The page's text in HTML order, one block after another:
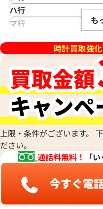
格
日時点の参考買取価格で
イトナ 116518 アイボリー
アジムース
ANONIMO
Alain Silberstein
アラン・シルベスタイン
Armand Nicolet
アルマン・ニコレ
WALTHAM
ウォルサム
HUBLOT
ウブロ
ETERNA
エテルナ
エドックス
EBERHARD
エベラール
カルティエ
Gaga Milano
ガガミラノ
Quinting
クインティング
Cuervo y Sobrinos
クエルボ・イ・ソブリノ
CVSTOS
クストス
Chronoswiss
クロノスイス
GUCCI
グッチ
Graham
Grand Seiko
グランドセイコー
CORUM
Shellman
シェルマン
CITIZEN
シチズン
CHANEL
シャネル
Chopard
ショパール
CHAUMET
ショーメ
Jacob & Co.
ジェイコブ
Gerald Genta
ジェラルド・ジェンタ
ジャガー・ルクルト
Jaquet Droz
タグ・ホイヤー
Daniel Roth
ダニエル・ロート
TUDOR
チューダー(チュードル)
Tiffany & Co.
ティファニー
Dior
ディオール
NOMOS Glashütte
ノモス グラスヒュッテ
ハ行
Hamilton
Harry Winston
ハリー・ウィンストン
Patek Philippe
パテック フィリップ
Panerai
パネライ
Parmigiani Fleurier
パルミジャーニ・フルリエ
Piaget
ピアジェ
PIERRE KUNZ
ピエール・クンツ
FRANCK MULLER
フランク ミュラー
マ行
モーリス・ラクロア
RALPH LAUREN
Richard Mille
リシャール・ミル
Louis Vuitton
ルイ・ヴィトン
Luminox
ルミノックス
Ressence
レッセンス
ROGER DUBUIS
ロジェ・デュブイ
ROLEX
ロレックス
も
時計買取強
上限・条件がございます。
ださい。
通話料無料！
「